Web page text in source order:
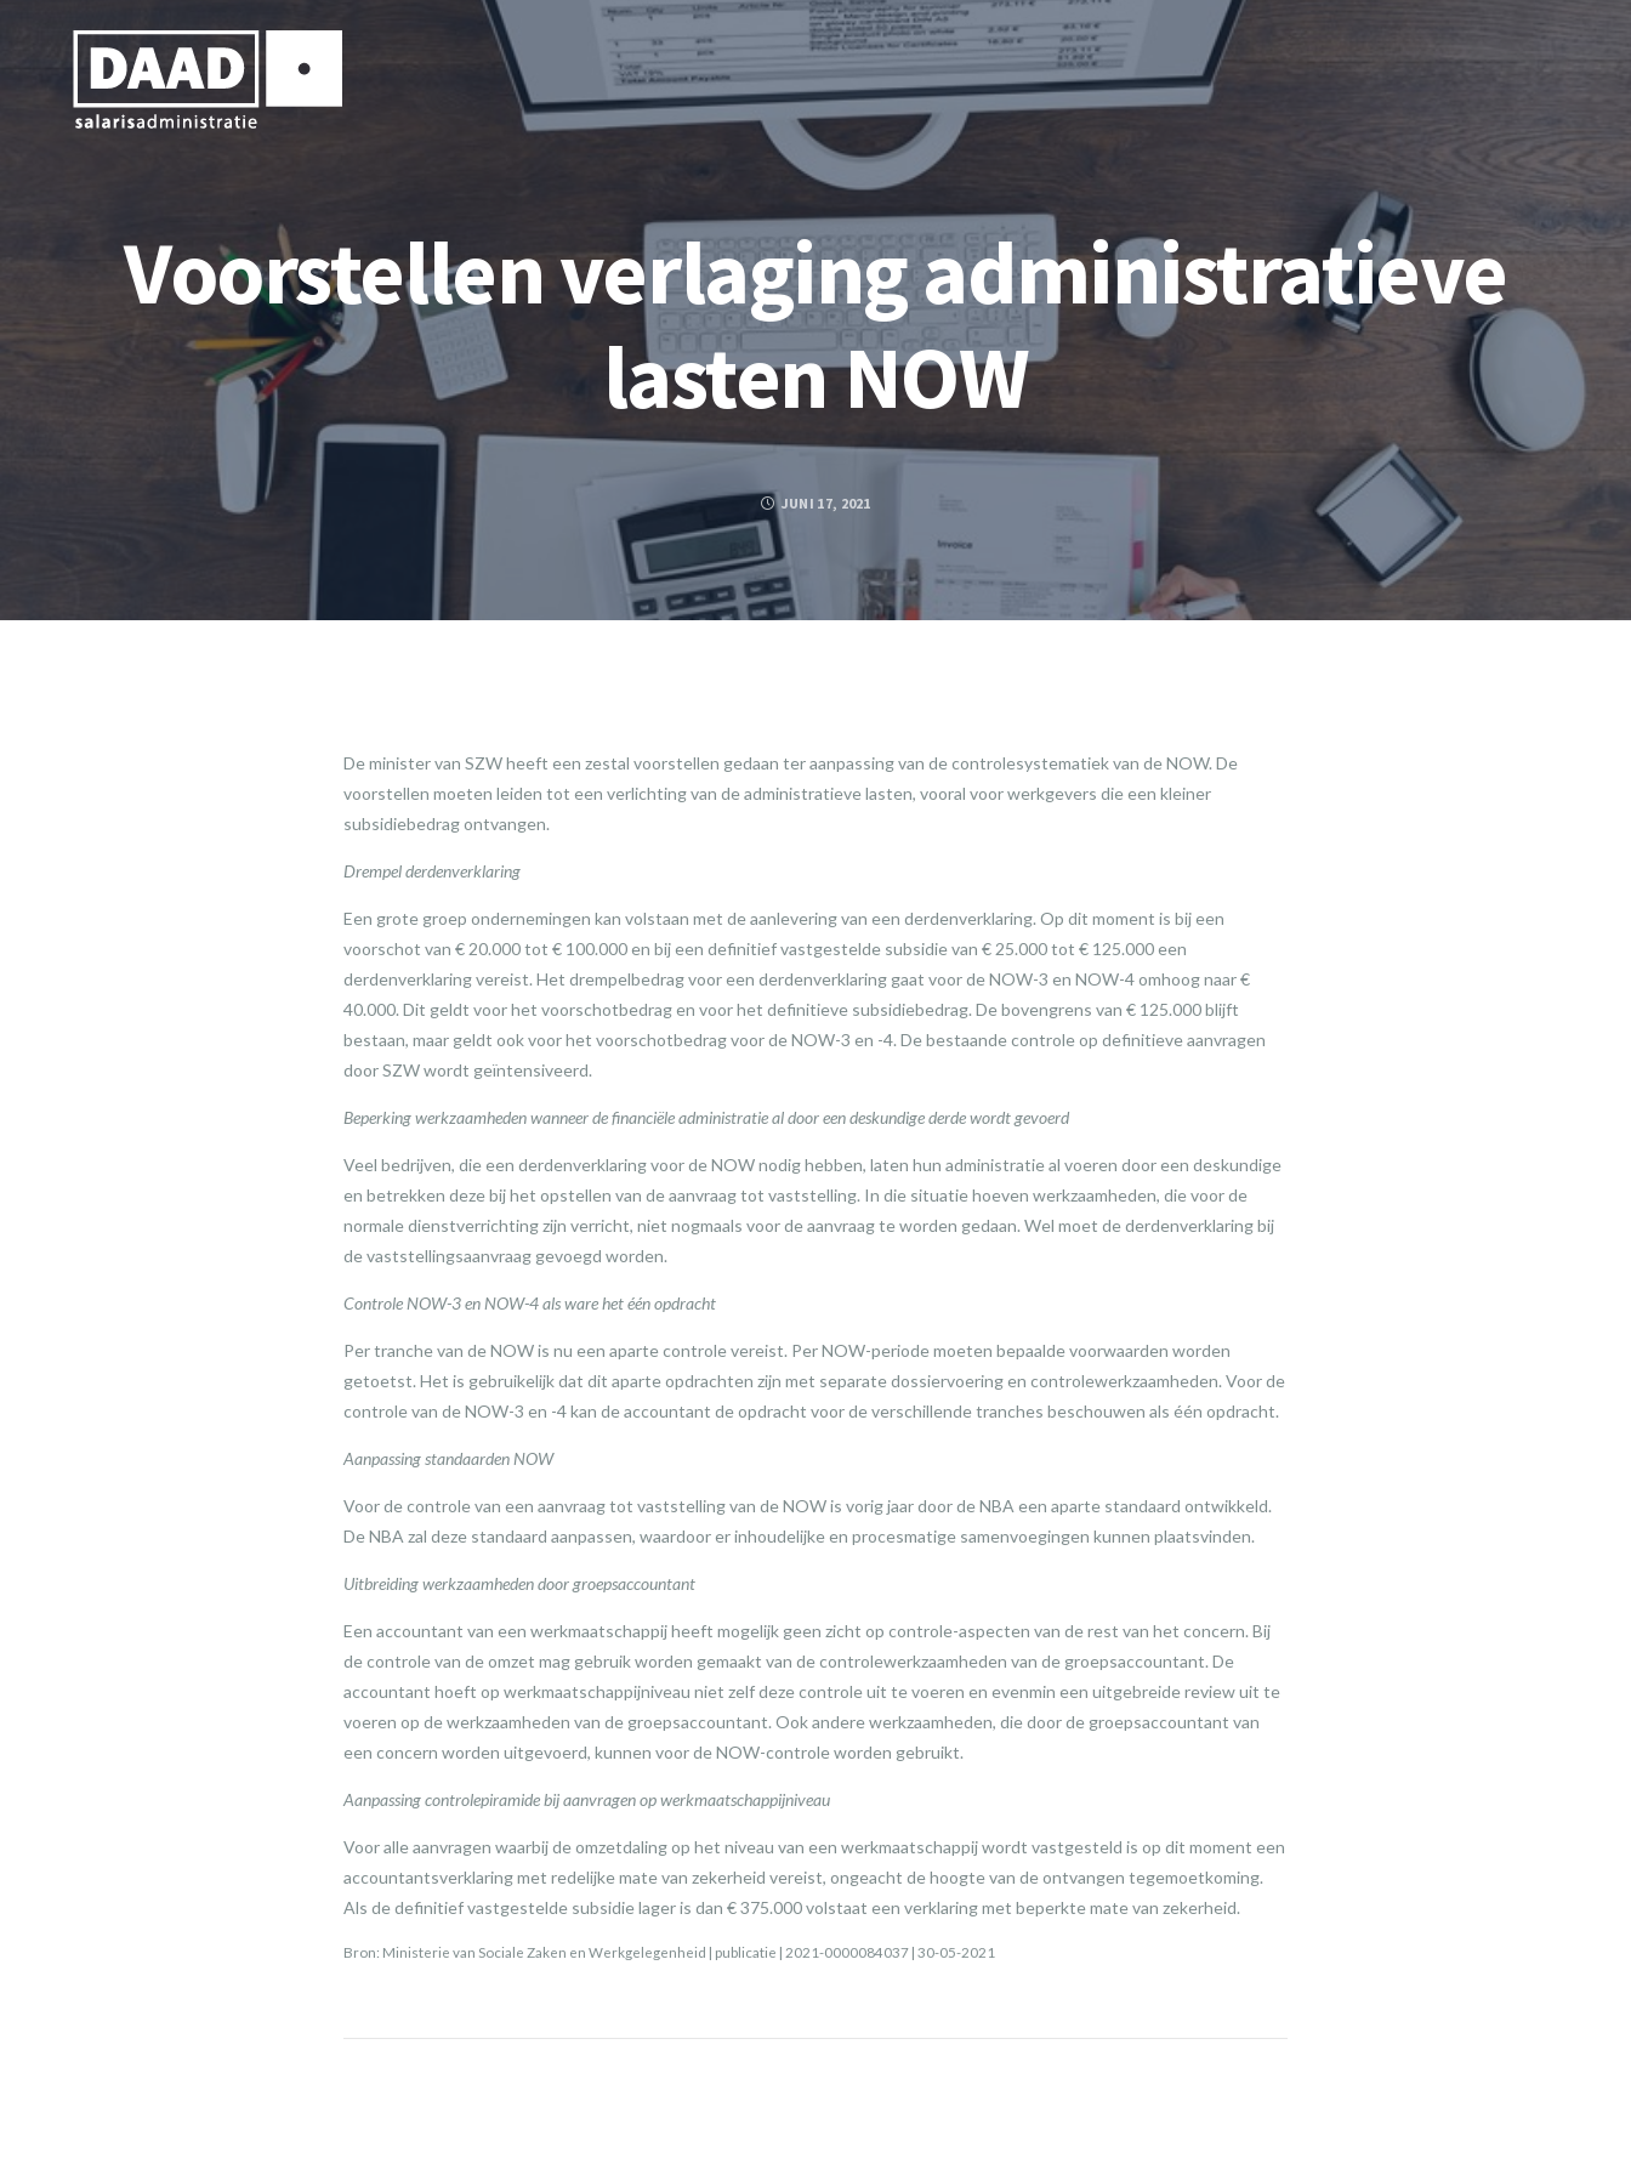
Voorstellen verlaging administratieve
lasten NOW
JUNI 17, 2021
De minister van SZW heeft een zestal voorstellen gedaan ter aanpassing van de controlesystematiek van de NOW. De
voorstellen moeten leiden tot een verlichting van de administratieve lasten, vooral voor werkgevers die een kleiner
subsidiebedrag ontvangen.
Drempel derdenverklaring
Een grote groep ondernemingen kan volstaan met de aanlevering van een derdenverklaring. Op dit moment is bij een
voorschot van € 20.000 tot € 100.000 en bij een definitief vastgestelde subsidie van € 25.000 tot € 125.000 een
derdenverklaring vereist. Het drempelbedrag voor een derdenverklaring gaat voor de NOW-3 en NOW-4 omhoog naar €
40.000. Dit geldt voor het voorschotbedrag en voor het definitieve subsidiebedrag. De bovengrens van € 125.000 blijft
bestaan, maar geldt ook voor het voorschotbedrag voor de NOW-3 en -4. De bestaande controle op definitieve aanvragen
door SZW wordt geïntensiveerd.
Beperking werkzaamheden wanneer de financiële administratie al door een deskundige derde wordt gevoerd
Veel bedrijven, die een derdenverklaring voor de NOW nodig hebben, laten hun administratie al voeren door een deskundige
en betrekken deze bij het opstellen van de aanvraag tot vaststelling. In die situatie hoeven werkzaamheden, die voor de
normale dienstverrichting zijn verricht, niet nogmaals voor de aanvraag te worden gedaan. Wel moet de derdenverklaring bij
de vaststellingsaanvraag gevoegd worden.
Controle NOW-3 en NOW-4 als ware het één opdracht
Per tranche van de NOW is nu een aparte controle vereist. Per NOW-periode moeten bepaalde voorwaarden worden
getoetst. Het is gebruikelijk dat dit aparte opdrachten zijn met separate dossiervoering en controlewerkzaamheden. Voor de
controle van de NOW-3 en -4 kan de accountant de opdracht voor de verschillende tranches beschouwen als één opdracht.
Aanpassing standaarden NOW
Voor de controle van een aanvraag tot vaststelling van de NOW is vorig jaar door de NBA een aparte standaard ontwikkeld.
De NBA zal deze standaard aanpassen, waardoor er inhoudelijke en procesmatige samenvoegingen kunnen plaatsvinden.
Uitbreiding werkzaamheden door groepsaccountant
Een accountant van een werkmaatschappij heeft mogelijk geen zicht op controle-aspecten van de rest van het concern. Bij
de controle van de omzet mag gebruik worden gemaakt van de controlewerkzaamheden van de groepsaccountant. De
accountant hoeft op werkmaatschappijniveau niet zelf deze controle uit te voeren en evenmin een uitgebreide review uit te
voeren op de werkzaamheden van de groepsaccountant. Ook andere werkzaamheden, die door de groepsaccountant van
een concern worden uitgevoerd, kunnen voor de NOW-controle worden gebruikt.
Aanpassing controlepiramide bij aanvragen op werkmaatschappijniveau
Voor alle aanvragen waarbij de omzetdaling op het niveau van een werkmaatschappij wordt vastgesteld is op dit moment een
accountantsverklaring met redelijke mate van zekerheid vereist, ongeacht de hoogte van de ontvangen tegemoetkoming.
Als de definitief vastgestelde subsidie lager is dan € 375.000 volstaat een verklaring met beperktemate van zekerheid.
Bron: Ministerie van Sociale Zaken en Werkgelegenheid | publicatie | 2021-0000084037 | 30-05-2021